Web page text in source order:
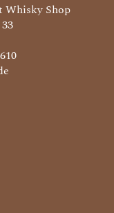
Whisky Shop